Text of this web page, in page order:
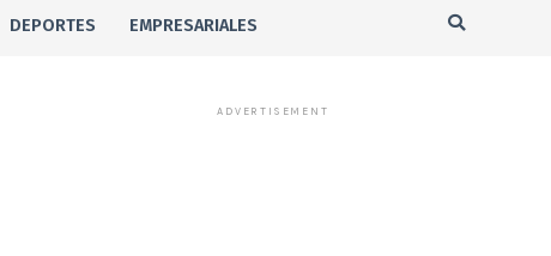
DEPORTES EMPRESARIALES
ADVERTISEMENT